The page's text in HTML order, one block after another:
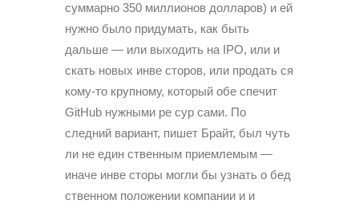
суммарно 350 миллионов долларов) и ей
нужно было придумать, как быть
дальше — или выходить на IPO, или и
скать новых инве сторов, или продать ся
кому-то крупному, который обе спечит
GitHub нужными ре сур сами. По
следний вариант, пишет Брайт, был чуть
ли не един ственным приемлемым —
иначе инве сторы могли бы узнать о бед
ственном положении компании и и